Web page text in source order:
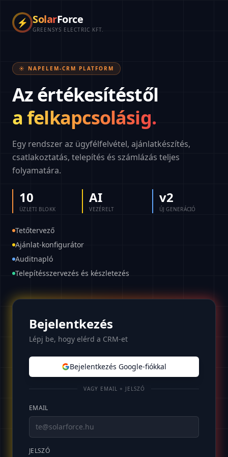
⚡ SolarForce
GREENSYS ELECTRIC KFT.
☀️ NAPELEM-CRM PLATFORM
Az értékesítéstől
a felkapcsolásig.
Egy rendszer az ügyfélfelvétel, ajánlatkészítés,
csatlakoztatás, telepítés és számlázás teljes
folyamatára.
10
ÜZLETI BLOKK
AI
VEZÉRELT
v2
ÚJ GENERÁCIÓ
Tetőtervező
Ajánlat-konfigurátor
Auditnapló
Telepítésszervezés és készletezés
Bejelentkezés
Lépj be, hogy elérd a CRM-et
Bejelentkezés Google-fiókkal
VAGY EMAIL + JELSZÓ
EMAIL
JELSZÓ